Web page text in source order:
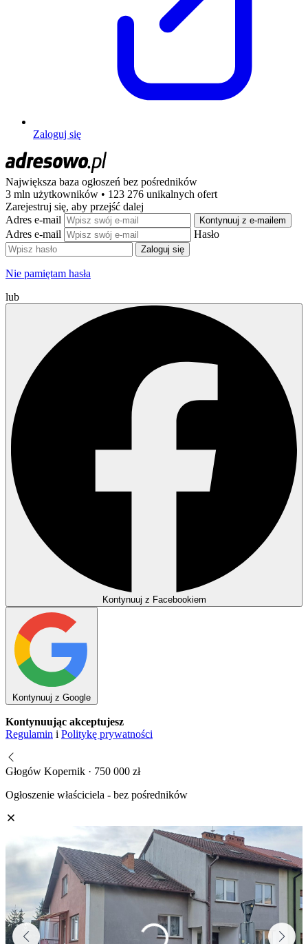
Zaloguj się
Największa baza ogłoszeń bez pośredników
3 mln użytkowników • 123 276 unikalnych ofert
Zarejestruj się, aby przejść dalej
Adres e-mail
Kontynuuj z e-mailem
Adres e-mail Hasło
Zaloguj się
Nie pamiętam hasła
lub
Kontynuuj z Facebookiem
Kontynuuj z Google
Kontynuując akceptujesz
Regulamin i Politykę prywatności
Głogów Kopernik · 750 000 zł
Ogłoszenie właściciela - bez pośredników